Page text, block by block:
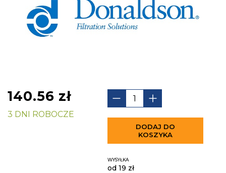
140.56 zł
3 DNI ROBOCZE
DODAJ DO
KOSZYKA
WYSYŁKA
od 19 zł